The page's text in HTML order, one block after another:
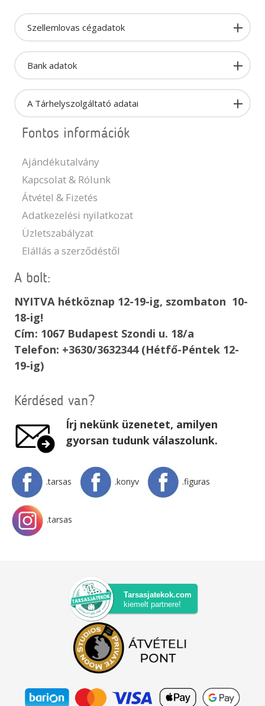
Szellemlovas cégadatok
Bank adatok
A Tárhelyszolgáltató adatai
Fontos információk
Ajándékutalvány
Kapcsolat & Rólunk
Átvétel & Fizetés
Adatkezelési nyilatkozat
Üzletszabályzat
Elállás a szerződéstől
A bolt:
NYITVA hétköznap 12-19-ig, szombaton 10-
18-ig!
Cím: 1067 Budapest Szondi u. 18/a
Telefon: +3630/3632344 (Hétfő-Péntek 12-
19-ig)
Kérdésed van?
Írj nekünk üzenetet, amilyen
gyorsan tudunk válaszolunk.
.tarsas .konyv .figuras
.tarsas
Tarsasjatekok.com
kiemelt partnere!